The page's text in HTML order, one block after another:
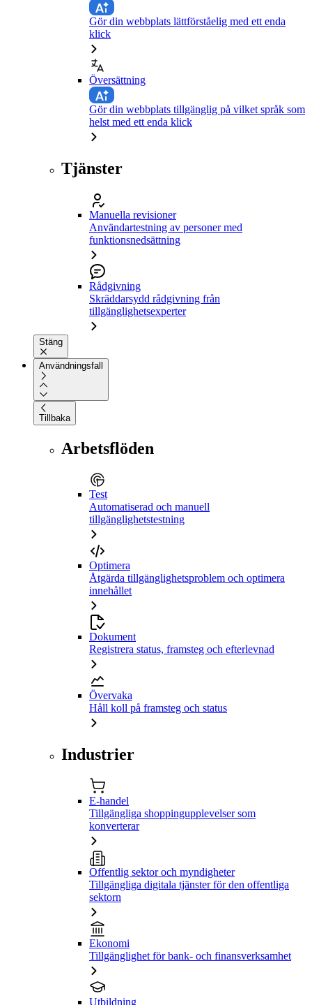
Gör din webbplats lättförståelig med ett enda
klick
Översättning
Gör din webbplats tillgänglig på vilket språk som
helst med ett enda klick
Tjänster
Manuella revisioner
Användartestning av personer med
funktionsnedsättning
Rådgivning
Skräddarsydd rådgivning från
tillgänglighetsexperter
Stäng
Användningsfall
Tillbaka
Arbetsflöden
Test
Automatiserad och manuell
tillgänglighetstestning
Optimera
Åtgärda tillgänglighetsproblem och optimera
innehållet
Dokument
Registrera status, framsteg och efterlevnad
Övervaka
Håll koll på framsteg och status
Industrier
E-handel
Tillgängliga shoppingupplevelser som
konverterar
Offentlig sektor och myndigheter
Tillgängliga digitala tjänster för den offentliga
sektorn
Ekonomi
Tillgänglighet för bank- och finansverksamhet
Utbildning